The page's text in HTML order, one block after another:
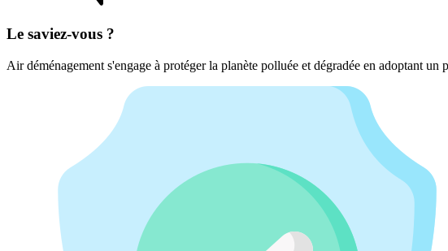
Le saviez-vous ?
Air déménagement s'engage à protéger la planète polluée et dégradée en adoptant